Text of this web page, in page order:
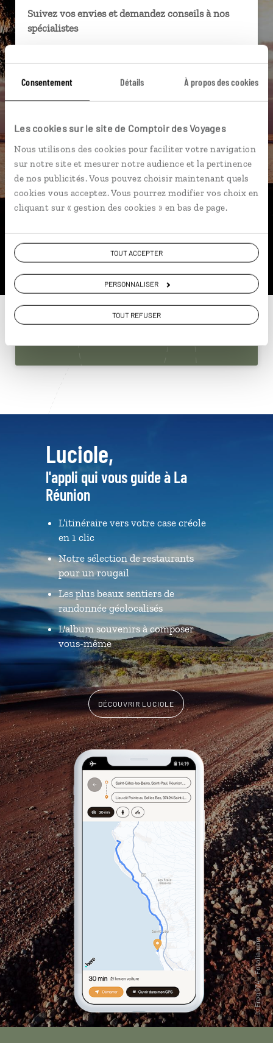
Consentement Détails À propos des cookies
Les cookies sur le site de Comptoir des Voyages
Nous utilisons des cookies pour faciliter votre navigation
sur notre site et mesurer notre audience et la pertinence
de nos publicités. Vous pouvez choisir maintenant quels
cookies vous acceptez. Vous pourrez modifier vos choix en
cliquant sur « gestion des cookies » en bas de page.
TOUT ACCEPTER
PERSONNALISER
TOUT REFUSER
Suivez vos envies et demandez conseils à nos
spécialistes
Échangez en face à face ou depuis nos studios
connectés en agence, mais aussi par email ou
pendant et après votre voyage.
ou
Construisez votre voyage avec un spécialiste La
Réunion
01 85 08 23 58
Luciole,
l'appli qui vous guide à La
Réunion
L’itinéraire vers votre case créole
en 1 clic
Notre sélection de restaurants
pour un rougail
Les plus beaux sentiers de
randonnée géolocalisés
L'album souvenirs à composer
vous-même
DÉCOUVRIR LUCIOLE